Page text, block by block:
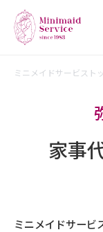
ミニメイドサービスト
家事
ミニメイドサービ